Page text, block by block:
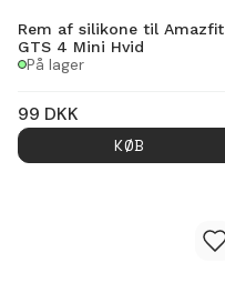
Rem af silikone til Amazfit
GTS 4 Mini Hvid
På lager
99 DKK
KØB